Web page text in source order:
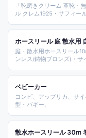
「靴磨きクリーム 革靴・
ル クレム1925・サフィー
レザー補修・コロンブス
コードバンレノベイター
ホースリール 庭 散水用
庭・散水用ホースリール
ンレス/鋳物ブロンズ)・サ
ヤ・グットライフなど主
ベビーカー
コンビ、アップリカ、サ
型・バギー。
散水ホースリール 30m